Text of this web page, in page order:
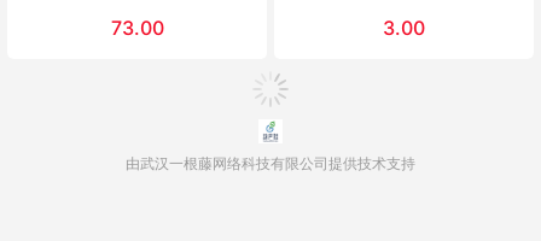
73.00 3.00
由武汉一根藤网络科技有限公司提供技术支持